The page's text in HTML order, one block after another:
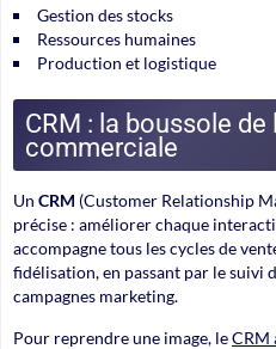
Gestion des stocks
Ressources humaines
Production et logistique
CRM : la boussole de
commerciale
Un CRM (Customer Relationship
précise : améliorer chaque
accompagne tous les cycles de
fidélisation, en passant par le suivi
campagnes marketing.
Pour reprendre une image, leCRM